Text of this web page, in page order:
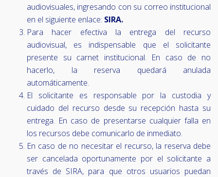
audiovisuales, ingresando con su correo institucional
en el siguiente enlace: SIRA.
Para hacer efectiva la entrega del recurso
audiovisual, es indispensable que el solicitante
presente su carnet institucional. En caso de no
hacerlo, la reserva quedará anulada
automáticamente.
El solicitante es responsable por la custodia y
cuidado del recurso desde su recepción hasta su
entrega. En caso de presentarse cualquier falla en
los recursos debe comunicarlo de inmediato.
En caso de no necesitar el recurso, la reserva debe
ser cancelada oportunamente por el solicitante a
través de SIRA, para que otros usuarios puedan